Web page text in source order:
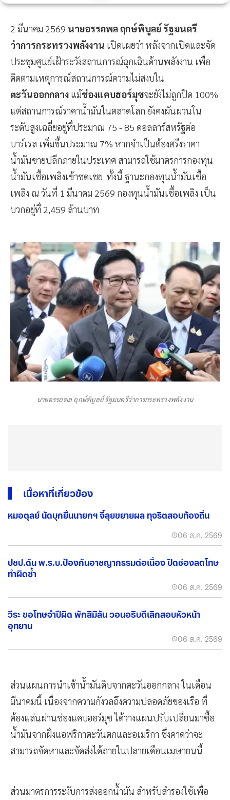
2 มีนาคม 2569 นายอรรถพล ฤกษ์พิบูลย์ รัฐมนตรี
ว่าการกระทรวงพลังงาน เปิดเผยว่า หลังจากเปิดและจัด
ประชุมศูนย์เฝ้าระวังสถานการณ์ฉุกเฉินด้านพลังงาน เพื่อ
ติดตามเหตุการณ์สถานการณ์ความไม่สงบใน
ตะวันออกกลาง แม้ช่องแคบฮอร์มุซจะยังไม่ถูกปิด 100%
แต่สถานการณ์ราคาน้ำมันในตลาดโลก ยังคงผันผวนใน
ระดับสูงเฉลี่ยอยู่ที่ประมาณ 75 - 85 ดอลลาร์สหรัฐต่อ
บาร์เรล เพิ่มขึ้นประมาณ 7% หากจำเป็นต้องตรึงราคา
น้ำมันขายปลีกภายในประเทศ สามารถใช้มาตรการกองทุน
น้ำมันเชื้อเพลิงเข้าชดเชย ทั้งนี้ ฐานะกองทุนน้ำมันเชื้อ
เพลิง ณ วันที่ 1 มีนาคม 2569 กองทุนน้ำมันเชื้อเพลิง เป็น
บวกอยู่ที่ 2,459 ล้านบาท
นายอรรถพล ฤกษ์พิบูลย์ รัฐมนตรีว่าการกระทรวงพลังงาน
เนื้อหาที่เกี่ยวข้อง
หมอตุลย์ นัดบุกยื่นนายกฯ จี้ลุยขยายผล ทุจริตสอบท้องถิ่น
06 ส.ค. 2569
ปชป.ดัน พ.ร.บ.ป้องกันอาชญากรรมต่อเนื่อง ปิดช่องลดโทษ
ทำผิดซ้ำ
06 ส.ค. 2569
วีระ ขอโทษจำปีผิด พักสิมิลัน วอนอธิบดีเลิกสอบหัวหน้า
อุทยาน
06 ส.ค. 2569
ส่วนแผนการนำเข้าน้ำมันดิบจากตะวันออกกลาง ในเดือน
มีนาคมนี้ เนื่องจากความกังวลถึงความปลอดภัยของเรือ ที่
ต้องแล่นผ่านช่องแคบฮอร์มุซ ได้วางแผนปรับเปลี่ยนมาซื้อ
น้ำมันจากฝั่งแอฟริกาตะวันตกและอเมริกา ซึ่งคาดว่าจะ
สามารถจัดหาและจัดส่งได้ภายในปลายเดือนเมษายนนี้
ส่วนมาตรการระงับการส่งออกน้ำมัน สำหรับสำรองใช้เพื่อ